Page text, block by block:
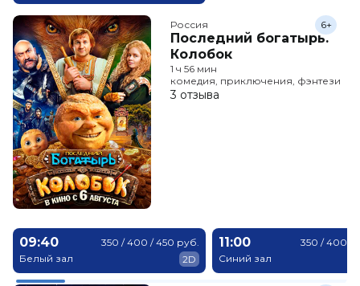
Россия
Последний богатырь.
Колобок
6+
1 ч 56 мин
комедия, приключения, фэнтези
3 отзыва
09:40
Белый зал
350 / 400 / 450 руб.
2D
11:00
Синий зал
350 / 400 /